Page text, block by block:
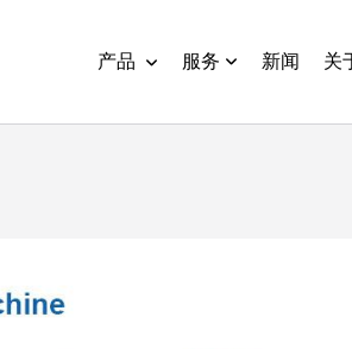
产品 服务 新闻 关